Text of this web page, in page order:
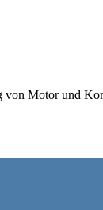
Motor und